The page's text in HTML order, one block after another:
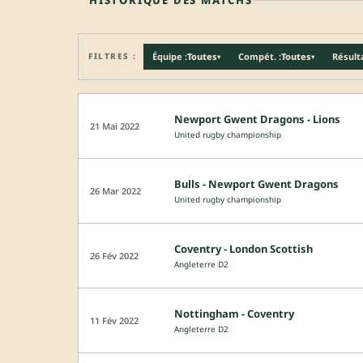
FILTRES : Équipe :Toutes▾ Compét. :Toutes▾
21 Mai 2022 Newport Gwent Dragons - Lions
United rugby championship
26 Mar 2022 Bulls - Newport Gwent Dragons
United rugby championship
26 Fév 2022 Coventry - London Scottish
Angleterre D2
11 Fév 2022 Nottingham - Coventry
Angleterre D2